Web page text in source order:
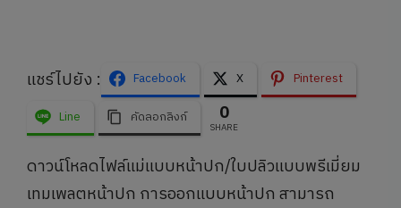
แชร์ไปยัง : Facebook X
Pinterest
Line
คัดลอกลิงก์ 0
SHARE
ดาวน์โหลดไฟล์แม่แบบหน้าปก/ใบปลิวแบบพรีเมี่ยม
เทมเพลตหน้าปก การออกแบบหน้าปก สามารถ